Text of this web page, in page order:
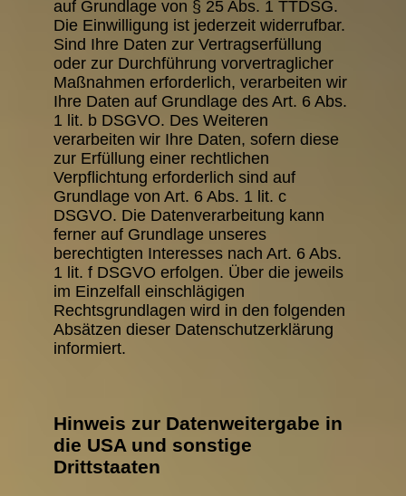
auf Grundlage von § 25 Abs. 1 TTDSG.
Die Einwilligung ist jederzeit widerrufbar.
Sind Ihre Daten zur Vertragserfüllung
oder zur Durchführung vorvertraglicher
Maßnahmen erforderlich, verarbeiten wir
Ihre Daten auf Grundlage des Art. 6 Abs.
1 lit. b DSGVO. Des Weiteren
verarbeiten wir Ihre Daten, sofern diese
zur Erfüllung einer rechtlichen
Verpflichtung erforderlich sind auf
Grundlage von Art. 6 Abs. 1 lit. c
DSGVO. Die Datenverarbeitung kann
ferner auf Grundlage unseres
berechtigten Interesses nach Art. 6 Abs.
1 lit. f DSGVO erfolgen. Über die jeweils
im Einzelfall einschlägigen
Rechtsgrundlagen wird in den folgenden
Absätzen dieser Datenschutzerklärung
informiert.
Hinweis zur Datenweitergabe in
die USA und sonstige
Drittstaaten